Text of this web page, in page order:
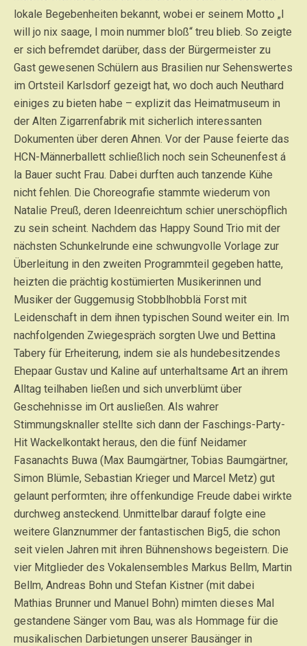
lokale Begebenheiten bekannt, wobei er seinem Motto „I
will jo nix saage, I moin nummer bloß“ treu blieb. So zeigte
er sich befremdet darüber, dass der Bürgermeister zu
Gast gewesenen Schülern aus Brasilien nur Sehenswertes
im Ortsteil Karlsdorf gezeigt hat, wo doch auch Neuthard
einiges zu bieten habe – explizit das Heimatmuseum in
der Alten Zigarrenfabrik mit sicherlich interessanten
Dokumenten über deren Ahnen. Vor der Pause feierte das
HCN-Männerballett schließlich noch sein Scheunenfest á
la Bauer sucht Frau. Dabei durften auch tanzende Kühe
nicht fehlen. Die Choreografie stammte wiederum von
Natalie Preuß, deren Ideenreichtum schier unerschöpflich
zu sein scheint. Nachdem das Happy Sound Trio mit der
nächsten Schunkelrunde eine schwungvolle Vorlage zur
Überleitung in den zweiten Programmteil gegeben hatte,
heizten die prächtig kostümierten Musikerinnen und
Musiker der Guggemusig Stobblhobblä Forst mit
Leidenschaft in dem ihnen typischen Sound weiter ein. Im
nachfolgenden Zwiegespräch sorgten Uwe und Bettina
Tabery für Erheiterung, indem sie als hundebesitzendes
Ehepaar Gustav und Kaline auf unterhaltsame Art an ihrem
Alltag teilhaben ließen und sich unverblümt über
Geschehnisse im Ort ausließen. Als wahrer
Stimmungsknaller stellte sich dann der Faschings-Party-
Hit Wackelkontakt heraus, den die fünf Neidamer
Fasanachts Buwa (Max Baumgärtner, Tobias Baumgärtner,
Simon Blümle, Sebastian Krieger und Marcel Metz) gut
gelaunt performten; ihre offenkundige Freude dabei wirkte
durchweg ansteckend. Unmittelbar darauf folgte eine
weitere Glanznummer der fantastischen Big5, die schon
seit vielen Jahren mit ihren Bühnenshows begeistern. Die
vier Mitglieder des Vokalensembles Markus Bellm, Martin
Bellm, Andreas Bohn und Stefan Kistner (mit dabei
Mathias Brunner und Manuel Bohn) mimten dieses Mal
gestandene Sänger vom Bau, was als Hommage für die
musikalischen Darbietungen unserer Bausänger in